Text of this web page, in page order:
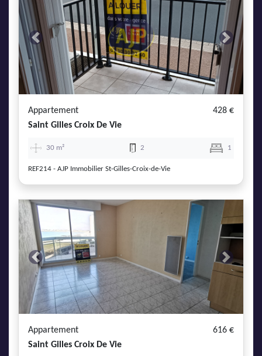
Previous Next
Appartement
428 €
Saint Gilles Croix De Vie
30 m² 2 1
REF214 - AJP Immobilier St-Gilles-Croix-de-Vie
Previous Next
Appartement
616 €
Saint Gilles Croix De Vie